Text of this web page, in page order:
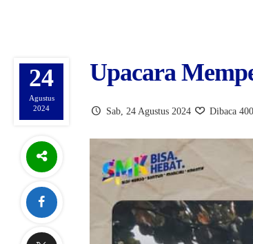
24
Agustus
2024
Upacara
Sab, 24 Agustus 2024 Dibaca